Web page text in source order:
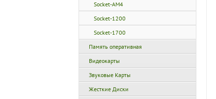
Socket-AM4
Socket-1200
Socket-1700
Память оперативная
Видеокарты
Звуковые Карты
Жесткие Диски